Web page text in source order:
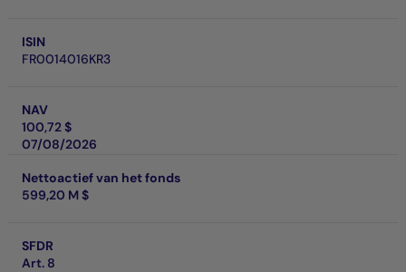
ISIN
FR0014016KR3
NAV
100,72 $
07/08/2026
Nettoactief van het fonds
599,20 M $
SFDR
Art. 8